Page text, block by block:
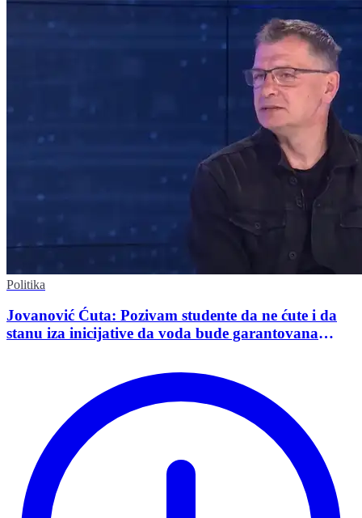
Politika
Jovanović Ćuta: Pozivam studente da ne ćute i da
stanu iza inicijative da voda bude garantovana